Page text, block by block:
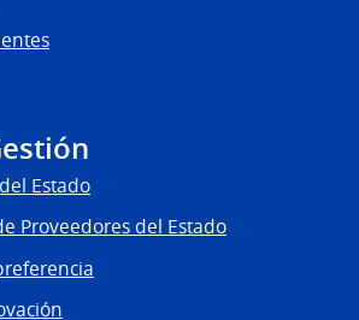
Estado
Proveedores del Estado